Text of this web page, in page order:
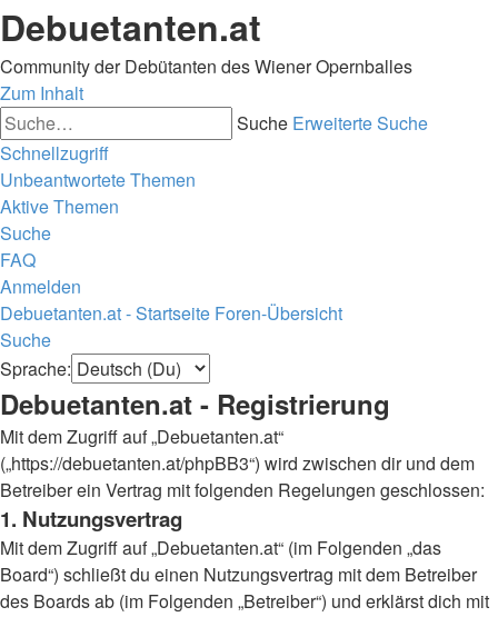
Debuetanten.at
Community der Debütanten des Wiener Opernballes
Zum Inhalt
Suche Erweiterte Suche
Schnellzugriff
Unbeantwortete Themen
Aktive Themen
Suche
FAQ
Anmelden
Debuetanten.at - Startseite Foren-Übersicht
Suche
Sprache:
Debuetanten.at - Registrierung
Mit dem Zugriff auf „Debuetanten.at“
(„https://debuetanten.at/phpBB3“) wird zwischen dir und dem
Betreiber ein Vertrag mit folgenden Regelungen geschlossen:
1. Nutzungsvertrag
Mit dem Zugriff auf „Debuetanten.at“ (im Folgenden „das
Board“) schließt du einen Nutzungsvertrag mit dem Betreiber
des Boards ab (im Folgenden „Betreiber“) und erklärst dich mit